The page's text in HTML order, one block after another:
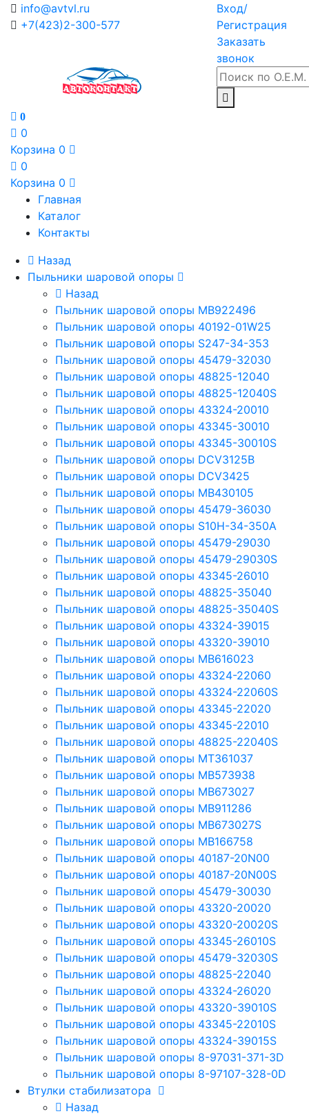
info@avtvl.ru
+7(423)2-300-577
Вход/
Регистрация
Заказать
звонок
0
0
Корзина 0
0
Корзина 0
Главная
Каталог
Контакты
Назад
Пыльники шаровой опоры
Назад
Пыльник шаровой опоры MB922496
Пыльник шаровой опоры 40192-01W25
Пыльник шаровой опоры S247-34-353
Пыльник шаровой опоры 45479-32030
Пыльник шаровой опоры 48825-12040
Пыльник шаровой опоры 48825-12040S
Пыльник шаровой опоры 43324-20010
Пыльник шаровой опоры 43345-30010
Пыльник шаровой опоры 43345-30010S
Пыльник шаровой опоры DCV3125B
Пыльник шаровой опоры DCV3425
Пыльник шаровой опоры MB430105
Пыльник шаровой опоры 45479-36030
Пыльник шаровой опоры S10H-34-350A
Пыльник шаровой опоры 45479-29030
Пыльник шаровой опоры 45479-29030S
Пыльник шаровой опоры 43345-26010
Пыльник шаровой опоры 48825-35040
Пыльник шаровой опоры 48825-35040S
Пыльник шаровой опоры 43324-39015
Пыльник шаровой опоры 43320-39010
Пыльник шаровой опоры MB616023
Пыльник шаровой опоры 43324-22060
Пыльник шаровой опоры 43324-22060S
Пыльник шаровой опоры 43345-22020
Пыльник шаровой опоры 43345-22010
Пыльник шаровой опоры 48825-22040S
Пыльник шаровой опоры MT361037
Пыльник шаровой опоры MB573938
Пыльник шаровой опоры MB673027
Пыльник шаровой опоры MB911286
Пыльник шаровой опоры MB673027S
Пыльник шаровой опоры MB166758
Пыльник шаровой опоры 40187-20N00
Пыльник шаровой опоры 40187-20N00S
Пыльник шаровой опоры 45479-30030
Пыльник шаровой опоры 43320-20020
Пыльник шаровой опоры 43320-20020S
Пыльник шаровой опоры 43345-26010S
Пыльник шаровой опоры 45479-32030S
Пыльник шаровой опоры 48825-22040
Пыльник шаровой опоры 43324-26020
Пыльник шаровой опоры 43320-39010S
Пыльник шаровой опоры 43345-22010S
Пыльник шаровой опоры 43324-39015S
Пыльник шаровой опоры 8-97031-371-3D
Пыльник шаровой опоры 8-97107-328-0D
Втулки стабилизатора
Назад